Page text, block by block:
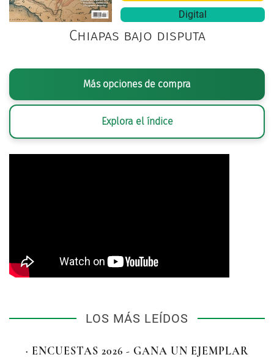
Digital
Chiapas bajo disputa
Más opciones de compra
Explora el índice
LOS MÁS LEÍDOS
· ENCUESTAS 2026 - GANA UN EJEMPLAR